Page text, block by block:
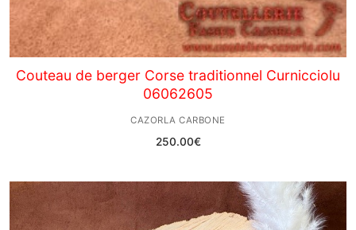
Couteau de berger Corse traditionnel Curnicciolu
06062605
CAZORLA CARBONE
250.00€